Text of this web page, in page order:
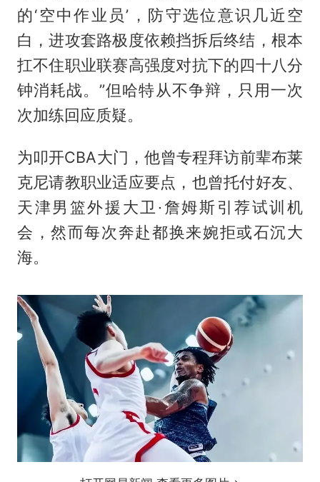
的‘空中作业员’，防守选位意识几近空
白，进攻套路极度依赖挡拆后终结，根本
扛不住职业联赛高强度对抗下的四十八分
钟消耗战。”但哈特从不争辩，只用一次
次加练回应质疑。
为叩开CBA大门，他曾专程拜访前辈布莱
克尼请教职业适应要点，也曾托付好友、
天津男篮外援大卫·詹姆斯引荐试训机
会，然而每次奔赴都换来婉拒或石沉大
海。